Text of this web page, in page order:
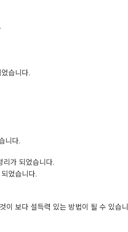
습니다.
니다.
가 되었습니다.
었습니다.
이 보다 설득력 있는 방법이 될 수 있습니